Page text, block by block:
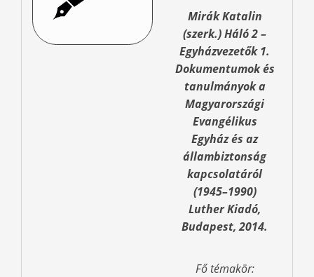
Mirák Katalin
(szerk.) Háló 2 –
Egyházvezetők 1.
Dokumentumok és
tanulmányok a
Magyarországi
Evangélikus
Egyház és az
állambiztonság
kapcsolatáról
(1945–1990)
Luther Kiadó,
Budapest, 2014.
Fő témakör: